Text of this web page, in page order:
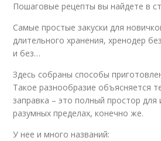
Пошаговые рецепты вы найдете в
Самые простые закуски для
длительного хранения, хренодер
и без…
Здесь собраны способы
Такое разнообразие объясняется
заправка – это полный простор для
разумных пределах, конечно же.
У нее и много названий: